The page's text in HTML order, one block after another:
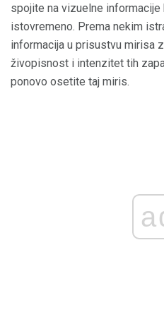
spojite na vizuelne
istovremeno. Prema nekim
informacija u prisustvu mirisa
živopisnost i intenzitet tih
ponovo osetite taj miris.